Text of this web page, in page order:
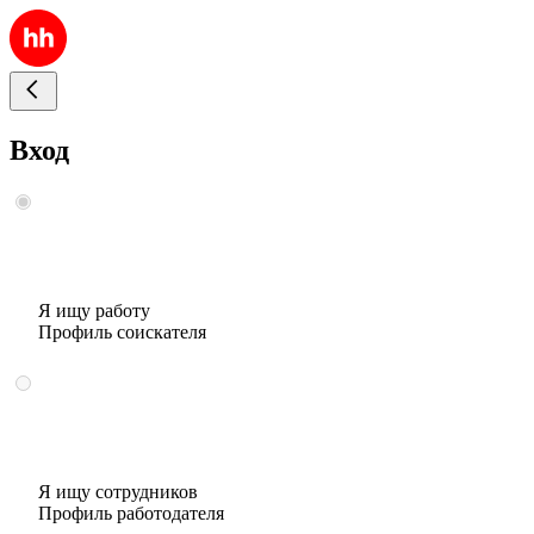
Вход
Я ищу работу
Профиль соискателя
Я ищу сотрудников
Профиль работодателя